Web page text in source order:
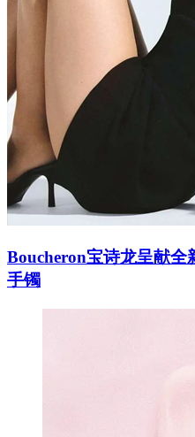
Boucheron宝诗龙呈献全
手镯